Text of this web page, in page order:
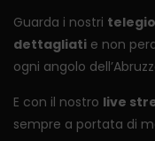
Guarda i nostri
dettagliati e non
ogni angolo
E con il nostro live
sempre a portata di